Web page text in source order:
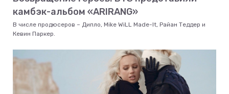
камбэк-альбом «ARIRANG»
В числе продюсеров – Дипло, Mike WiLL Made-It, Райан Теддер и
Кевин Паркер.